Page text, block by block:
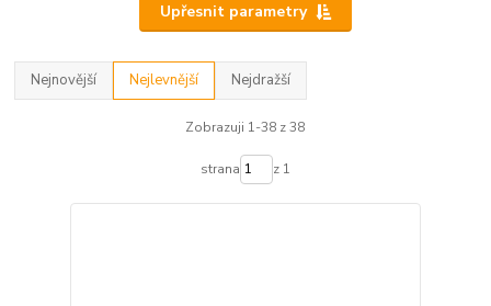
Upřesnit parametry
Nejnovější Nejlevnější Nejdražší
Zobrazuji 1-38 z 38
strana z 1